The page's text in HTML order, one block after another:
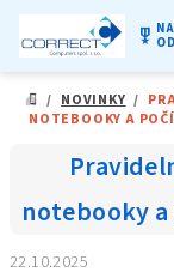
obsah
military_tech
DOMŮ
/ NOVINKY /
NOTEBOOKY A
notebooky a
22.10.2025